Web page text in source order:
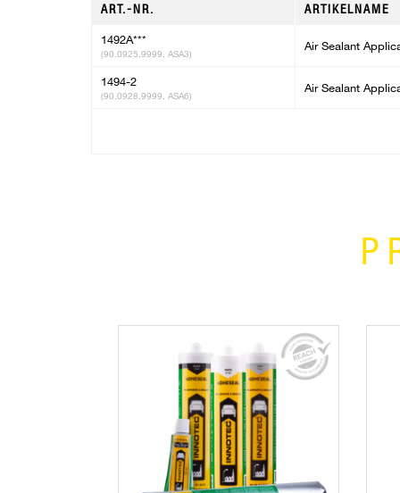
ART.-NR. ARTIKELNAME
1492A***
(90.0925.9999, ASA3)
Air Sealant
1494-2
(90.0928.9999, ASA6)
Air Sealant